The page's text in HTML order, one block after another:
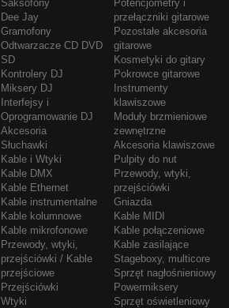
Saksofony
Dee Jay
Gramofony
Odtwarzacze CD DVD
SD
Kontrolery DJ
Miksery DJ
Interfejsy i
Oprogramowanie DJ
Akcesoria
Słuchawki
Kable i Wtyki
Kable DMX
Kable Ethernet
Kable instrumentalne
Kable kolumnowe
Kable mikrofonowe
Przewody, wtyki,
przejściówki / Kable
przejściowe
Przejściówki
Wtyki
Potencjometry i
przełączniki gitarowe
Pozostałe akcesoria
gitarowe
Kosmetyki do gitary
Pokrowce gitarowe
Instrumenty
klawiszowe
Moduły brzmieniowe
zewnętrzne
Akcesoria klawiszowe
Pulpity do nut
Przewody, wtyki,
przejściówki
Gniazda
Kable MIDI
Kable połączeniowe
Kable zasilające
Stageboxy, multicore
Sprzęt nagłośnieniowy
Powermiksery
Sprzęt oświetleniowy